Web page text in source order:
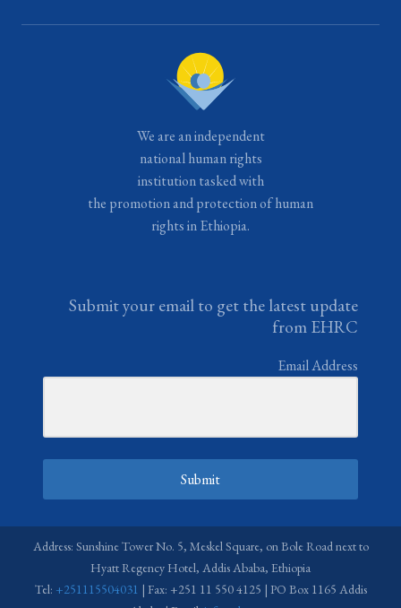
We are an independent
national human rights
institution tasked with
the promotion and protection of human
rights in Ethiopia.
Submit your email to get the latest update
from EHRC
Email Address
Submit
Address: Sunshine Tower No. 5, Meskel Square, on Bole Road next to
Hyatt Regency Hotel, Addis Ababa, Ethiopia
Tel: +251115504031 | Fax: +251 11 550 4125 | PO Box 1165 Addis